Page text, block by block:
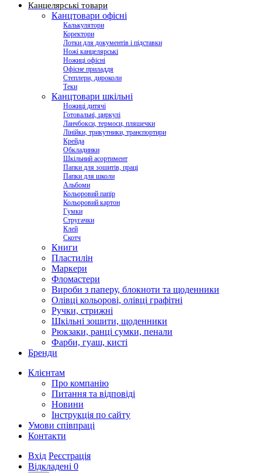
Канцелярські товари
Канцтовари офісні
Калькулятори
Коректори
Лотки для документів і підставки
Ножі канцелярські
Ножиці офісні
Офісне приладдя
Степлери, дироколи
Теки
Канцтовари шкільні
Ножиці дитячі
Готовальні, циркулі
Ланчбокси, термоси, пляшечки
Лінійки, трикутники, транспортири
Крейда
Обкладинки
Шкільний асортимент
Папки для зошитів, праці
Папки для школи
Альбоми
Кольоровий папір
Кольоровий картон
Гумки
Стругачки
Клей
Скотч
Книги
Пластилін
Маркери
Фломастери
Вироби з паперу, блокноти та щоденники
Олівці кольорові, олівці графітні
Ручки, стрижні
Шкільні зошити, щоденники
Рюкзаки, ранці сумки, пенали
Фарби, гуаш, кисті
Бренди
Клієнтам
Про компанію
Питання та відповіді
Новини
Інструкція по сайту
Умови співпраці
Контакти
Вхід Реєстрація
Відкладені 0